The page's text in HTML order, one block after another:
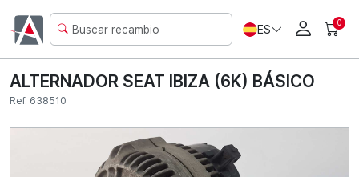
ES 0
ALTERNADOR SEAT IBIZA (6K) BÁSICO
Ref. 638510